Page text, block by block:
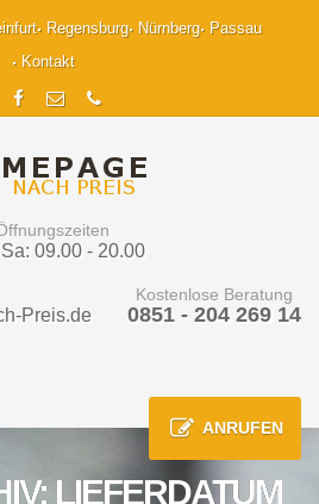
Regensburg Nürnberg
Passau
Kontakt
09.00 - 20.00
Preis.de
Kostenlose Beratung
0851 - 204 269 14
ANRUFEN
LIEFERDATUM